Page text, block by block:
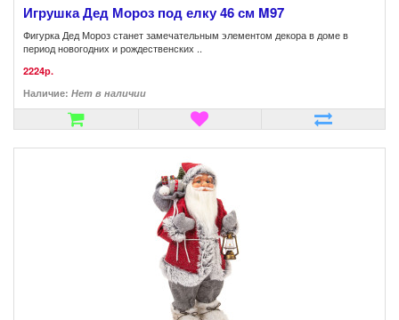
Игрушка Дед Мороз под елку 46 см M97
Фигурка Дед Мороз станет замечательным элементом декора в доме в
период новогодних и рождественских ..
2224р.
Наличие: Нет в наличии